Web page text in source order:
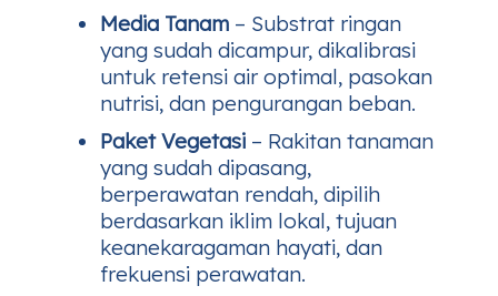
Media Tanam – Substrat ringan
yang sudah dicampur, dikalibrasi
untuk retensi air optimal, pasokan
nutrisi, dan pengurangan beban.
Paket Vegetasi – Rakitan tanaman
yang sudah dipasang,
berperawatan rendah, dipilih
berdasarkan iklim lokal, tujuan
keanekaragaman hayati, dan
frekuensi perawatan.